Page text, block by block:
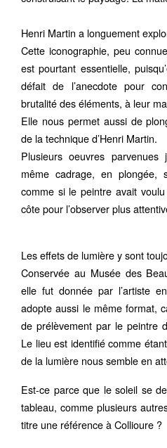
Henri Martin a longuement
Cette iconographie, peu
est pourtant essentielle,
défait de l’anecdote pour
brutalité des éléments, à leur
Elle nous permet aussi de
de la technique d’Henri Martin.
Plusieurs oeuvres parvenues
même cadrage, en plongée,
comme si le peintre avait
côte pour l’observer plus
Les effets de lumière y sont
Conservée au Musée des
elle fut donnée par l’artiste
adopte aussi le même format,
de prélèvement par le peintre
Le lieu est identifié comme
de la lumière nous semble en
Est-ce parce que le soleil se
tableau, comme plusieurs
titre une référence à Collioure ?